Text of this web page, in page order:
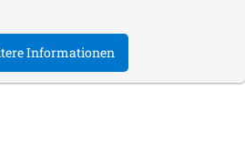
Informationen